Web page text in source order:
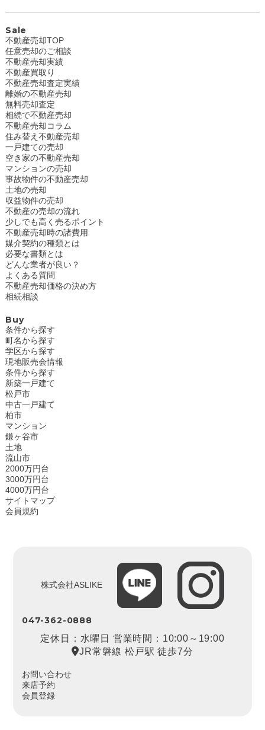
Sale
不動産売却TOP
任意売却のご相談
不動産売却実績
不動産買取り
不動産売却査定実績
離婚の不動産売却
無料売却査定
相続で不動産売却
不動産売却コラム
住み替え不動産売却
一戸建ての売却
空き家の不動産売却
マンションの売却
事故物件の不動産売却
土地の売却
収益物件の売却
不動産の売却の流れ
少しでも高く売るポイント
不動産売却時の諸費用
媒介契約の種類とは
必要な書類とは
どんな業者が良い？
よくある質問
不動産売却価格の決め方
相続相談
Buy
条件から探す
町名から探す
学区から探す
現地販売会情報
条件から探す
新築一戸建て
松戸市
中古一戸建て
柏市
マンション
鎌ヶ谷市
土地
流山市
2000万円台
3000万円台
4000万円台
サイトマップ
会員規約
株式会社ASLIKE
047-362-0888
定休日：水曜日 営業時間：10:00～19:00
JR常磐線 松戸駅 徒歩7分
お問い合わせ
来店予約
会員登録